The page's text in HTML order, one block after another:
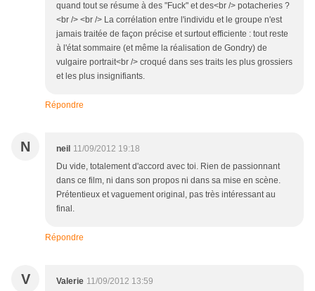
quand tout se résume à des "Fuck" et des<br /> potacheries ?
<br /> <br /> La corrélation entre l'individu et le groupe n'est
jamais traitée de façon précise et surtout efficiente : tout reste
à l'état sommaire (et même la réalisation de Gondry) de
vulgaire portrait<br /> croqué dans ses traits les plus grossiers
et les plus insignifiants.
Répondre
N neil 11/09/2012 19:18
Du vide, totalement d'accord avec toi. Rien de passionnant
dans ce film, ni dans son propos ni dans sa mise en scène.
Prétentieux et vaguement original, pas très intéressant au
final.
Répondre
V Valerie 11/09/2012 13:59